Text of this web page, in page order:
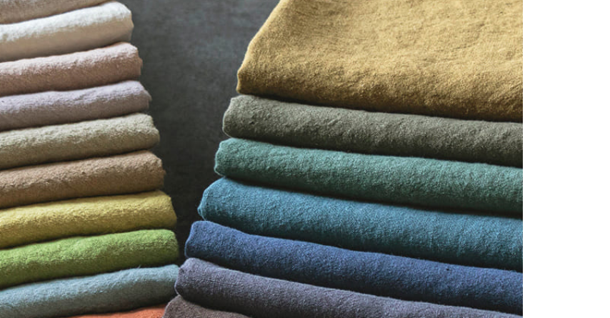
※詳しくはこちら
※詳しくはこちら